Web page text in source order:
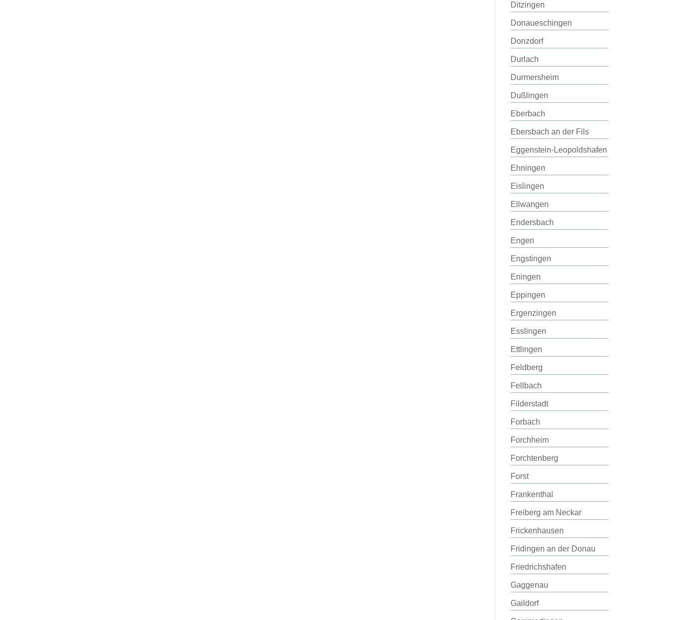
Ditzingen
Donaueschingen
Donzdorf
Durlach
Durmersheim
Dußlingen
Eberbach
Ebersbach an der Fils
Eggenstein-Leopoldshafen
Ehningen
Eislingen
Ellwangen
Endersbach
Engen
Engstingen
Eningen
Eppingen
Ergenzingen
Esslingen
Ettlingen
Feldberg
Fellbach
Filderstadt
Forbach
Forchheim
Forchtenberg
Forst
Frankenthal
Freiberg am Neckar
Frickenhausen
Fridingen an der Donau
Friedrichshafen
Gaggenau
Gaildorf